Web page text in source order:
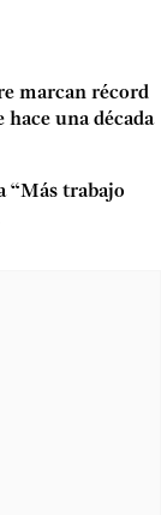
marcan récord
hace una década
“Más trabajo